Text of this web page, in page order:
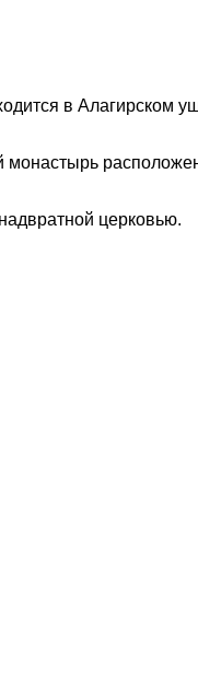
в Алагирском
церковью.